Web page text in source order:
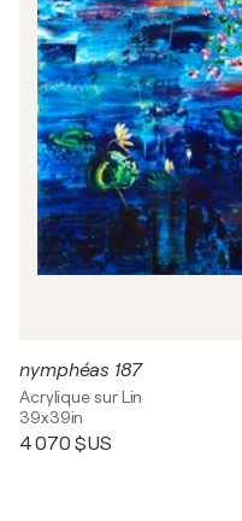
nymphéas 187
Acrylique sur Lin
39x39in
4 070 $US